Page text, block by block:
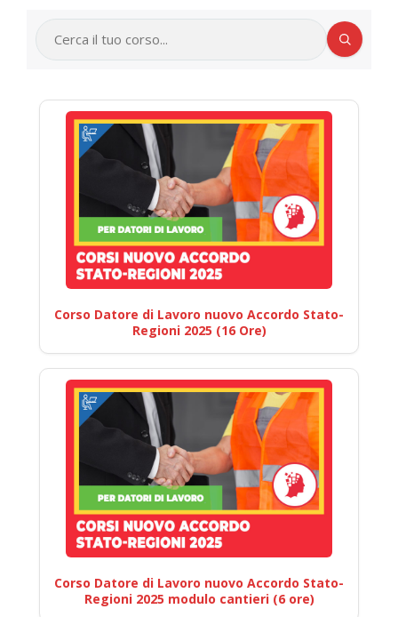
Corso Datore di Lavoro nuovo Accordo Stato-
Regioni 2025 (16 Ore)
Corso Datore di Lavoro nuovo Accordo Stato-
Regioni 2025 modulo cantieri (6 ore)